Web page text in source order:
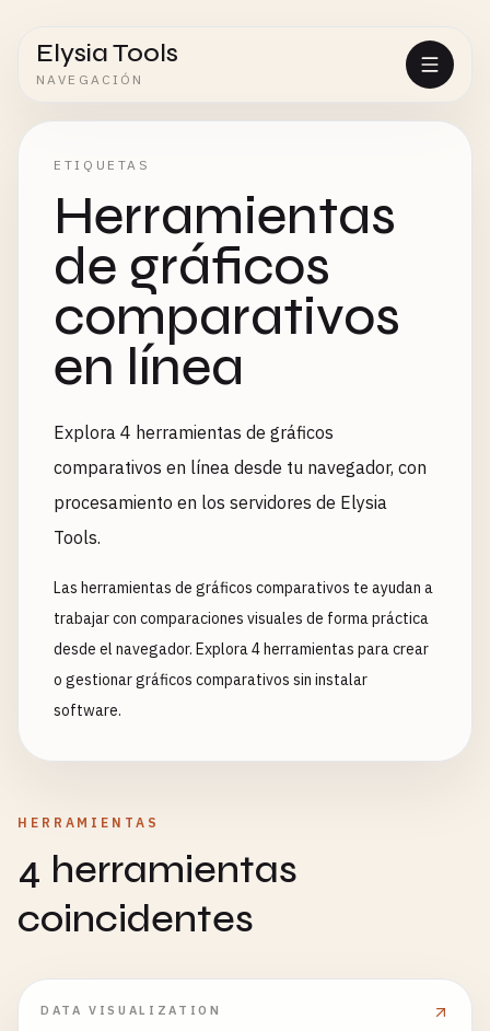
Elysia Tools
NAVEGACIÓN
ETIQUETAS
Herramientas
de gráficos
comparativos
en línea
Explora 4 herramientas de gráficos
comparativos en línea desde tu navegador, con
procesamiento en los servidores de Elysia
Tools.
Las herramientas de gráficos comparativos te ayudan a
trabajar con comparaciones visuales de forma práctica
desde el navegador. Explora 4 herramientas para crear
o gestionar gráficos comparativos sin instalar
software.
HERRAMIENTAS
4 herramientas
coincidentes
DATA VISUALIZATION